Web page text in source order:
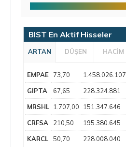
BIST En Aktif Hisseler
ARTAN DÜŞEN HACİM
EMPAE 73,70 1.458.026.107
GIPTA 67,65 228.324.881
MRSHL 1.707,00 151.347.646
CRFSA 210,50 195.380.645
KARCL 50,70 228.008.040